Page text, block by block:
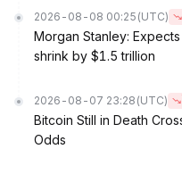
2026-08-08 00:25 (UTC)
Morgan Stanley:
shrink by $1.5 trillion
2026-08-07 23:28 (UTC)
Bitcoin Still in Death
Odds